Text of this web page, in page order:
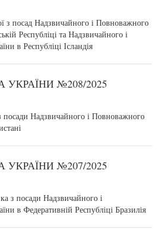
з посад Надзвичайного і Повноважного
Республіці та Надзвичайного і
в Республіці Ісландія
№208/2025
Надзвичайного і Повноважного
№207/2025
з посади Надзвичайного і
в Федеративній Республіці Бразилія